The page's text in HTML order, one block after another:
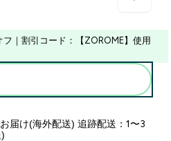
｜割引コード：【ZOROME】使用
届け(海外配送) 追跡配送：1〜3